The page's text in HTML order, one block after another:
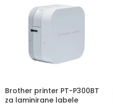
Brother printer PT-P300BT
za laminirane labele